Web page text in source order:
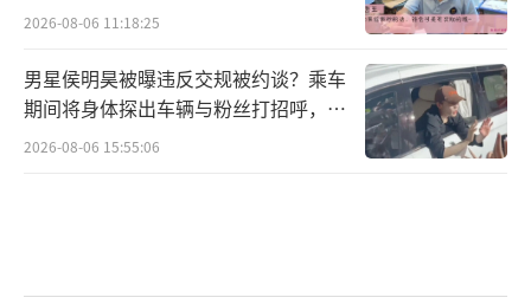
2026-08-06 11:18:25
男星侯明昊被曝违反交规被约谈？乘车
期间将身体探出车辆与粉丝打招呼，当
地交警回应
2026-08-06 15:55:06